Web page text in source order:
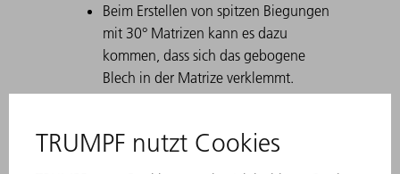
Beim Erstellen von spitzen Biegungen
mit 30° Matrizen kann es dazu
kommen, dass sich das gebogene
Blech in der Matrize verklemmt.
TRUMPF Ausstoßhilfen lösen dieses